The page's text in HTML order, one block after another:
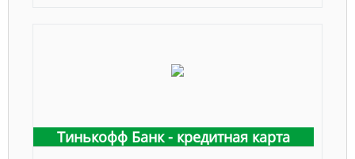
Тинькофф Банк - кредитная карта